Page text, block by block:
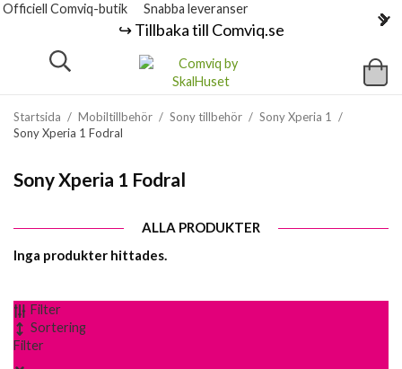
Officiell Comviq-butik Snabba leveranser
↪️ Tillbaka till Comviq.se
Startsida / Mobiltillbehör / Sony tillbehör / Sony Xperia 1
/
Sony Xperia 1 Fodral
Sony Xperia 1 Fodral
ALLA PRODUKTER
Inga produkter hittades.
Filter
Sortering
Filter